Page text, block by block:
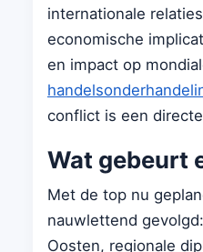
internationale
economische
en impact op
conflict is een
Wat gebeurt
Met de top nu
nauwlettend
Oosten, regionale